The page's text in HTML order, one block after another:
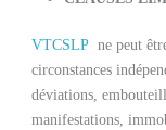
VTCSLP ne peut
circonstances
déviations,
manifestations,